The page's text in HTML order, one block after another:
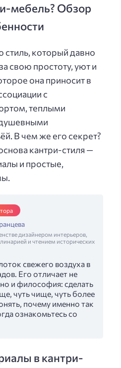
мебель? Обзор
стиль, который давно
свою простоту, уют и
она приносит в
с
теплыми
В чем же его секрет?
кантри-стиля —
и простые,
дизайнером интерьеров,
и чтением исторических
свежего воздуха в
Его отличает не
и философия: сделать
чуть чище, чуть более
почему именно так
ознакомьтесь со
в кантри-